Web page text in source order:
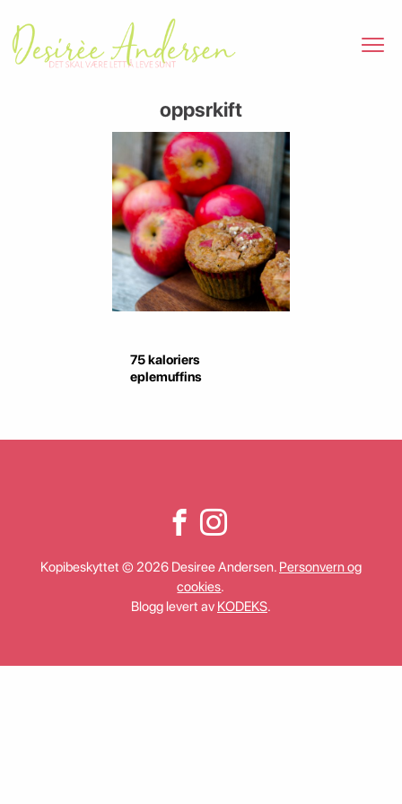
oppsrkift
75 kaloriers
eplemuffins
Kopibeskyttet © 2026 Desiree Andersen. Personvern og
cookies.
Blogg levert av KODEKS.